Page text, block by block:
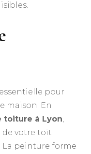
pour
maison. En
toiture à Lyon,
de votre toit
La peinture forme